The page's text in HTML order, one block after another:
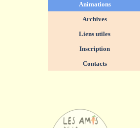
Animations
Archives
Liens utiles
Inscription
Contacts